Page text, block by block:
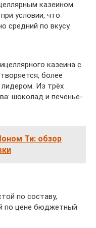
казеином.
условии, что
средний по вкусу.
казеина с
более
Из трёх
шоколад и печенье-
Ти: обзор
по составу,
по цене бюджетный